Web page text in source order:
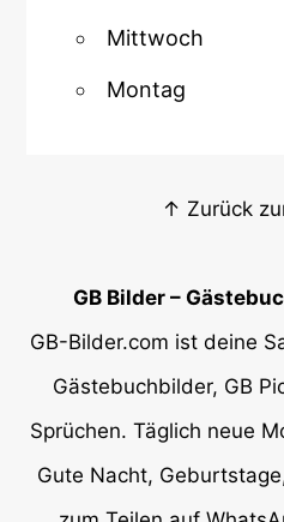
Mittwoch
Montag
↑ Zurück
GB Bilder –
GB-Bilder.com ist deine
Gästebuchbilder, GB
Sprüchen. Täglich neue
Gute Nacht,